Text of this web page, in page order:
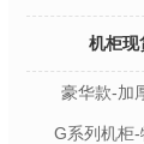
机柜现
豪华款-加
G系列机柜-